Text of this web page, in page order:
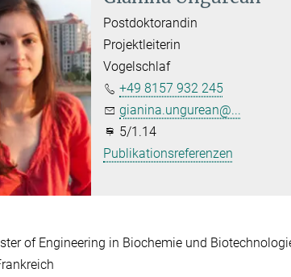
Postdoktorandin
Projektleiterin
Vogelschlaf
+49 8157 932 245
gianina.ungurean@...
5/1.14
Publikationsreferenzen
of Engineering in Biochemie und